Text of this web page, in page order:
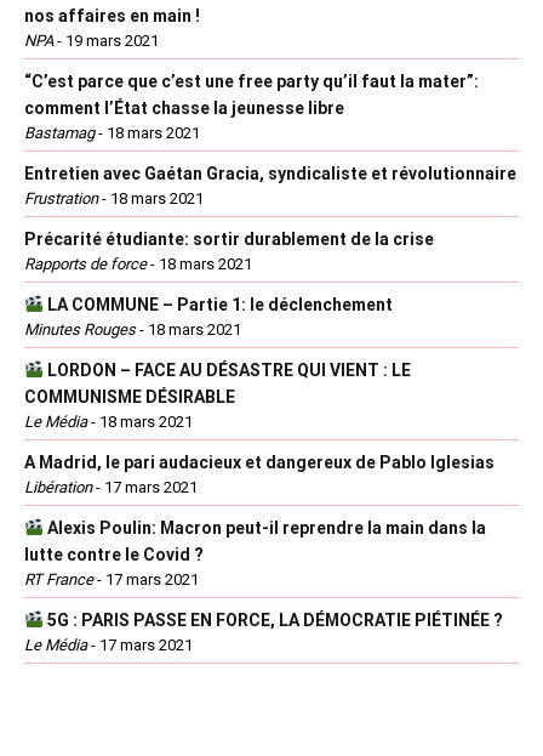
nos affaires en main !
NPA- 19 mars 2021
“C’est parce que c’est une free party qu’il faut la mater”:
comment l’État chasse la jeunesse libre
Bastamag- 18 mars 2021
Entretien avec Gaétan Gracia, syndicaliste et révolutionnaire
Frustration- 18 mars 2021
Précarité étudiante: sortir durablement de la crise
Rapports de force- 18 mars 2021
LA COMMUNE – Partie 1: le déclenchement
Minutes Rouges- 18 mars 2021
LORDON – FACE AU DÉSASTRE QUI VIENT : LE
COMMUNISME DÉSIRABLE
Le Média- 18 mars 2021
A Madrid, le pari audacieux et dangereux de Pablo Iglesias
Libération- 17 mars 2021
Alexis Poulin: Macron peut-il reprendre la main dans la
lutte contre le Covid ?
RT France- 17 mars 2021
5G : PARIS PASSE EN FORCE, LA DÉMOCRATIE PIÉTINÉE ?
Le Média- 17 mars 2021